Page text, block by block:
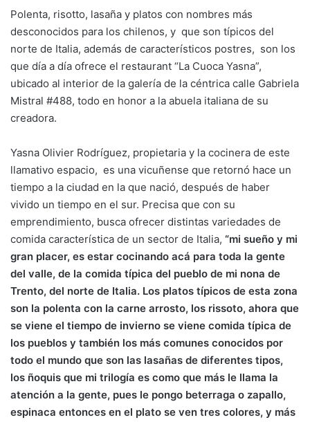
Polenta, risotto, lasaña y platos con nombres más
desconocidos para los chilenos, y que son típicos del
norte de Italia, además de característicos postres, son los
que día a día ofrece el restaurant “La Cuoca Yasna”,
ubicado al interior de la galería de la céntrica calle Gabriela
Mistral #488, todo en honor a la abuela italiana de su
creadora.
Yasna Olivier Rodríguez, propietaria y la cocinera de este
llamativo espacio, es una vicuñense que retornó hace un
tiempo a la ciudad en la que nació, después de haber
vivido un tiempo en el sur. Precisa que con su
emprendimiento, busca ofrecer distintas variedades de
comida característica de un sector de Italia, “mi sueño y mi
gran placer, es estar cocinando acá para toda la gente
del valle, de la comida típica del pueblo de mi nona de
Trento, del norte de Italia. Los platos típicos de esta zona
son la polenta con la carne arrosto, los rissoto, ahora que
se viene el tiempo de invierno se viene comida típica de
los pueblos y también los más comunes conocidos por
todo el mundo que son las lasañas de diferentes tipos,
los ñoquis que mi trilogía es como que más le llama la
atención a la gente, pues le pongo beterraga o zapallo,
espinaca entonces en el plato se ven tres colores, y más